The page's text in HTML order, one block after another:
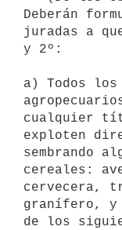
Deberán
juradas a
y 2º:
a) Todos los
cualquier
exploten
sembrando
cereales:
cervecera,
granífero, y
de los